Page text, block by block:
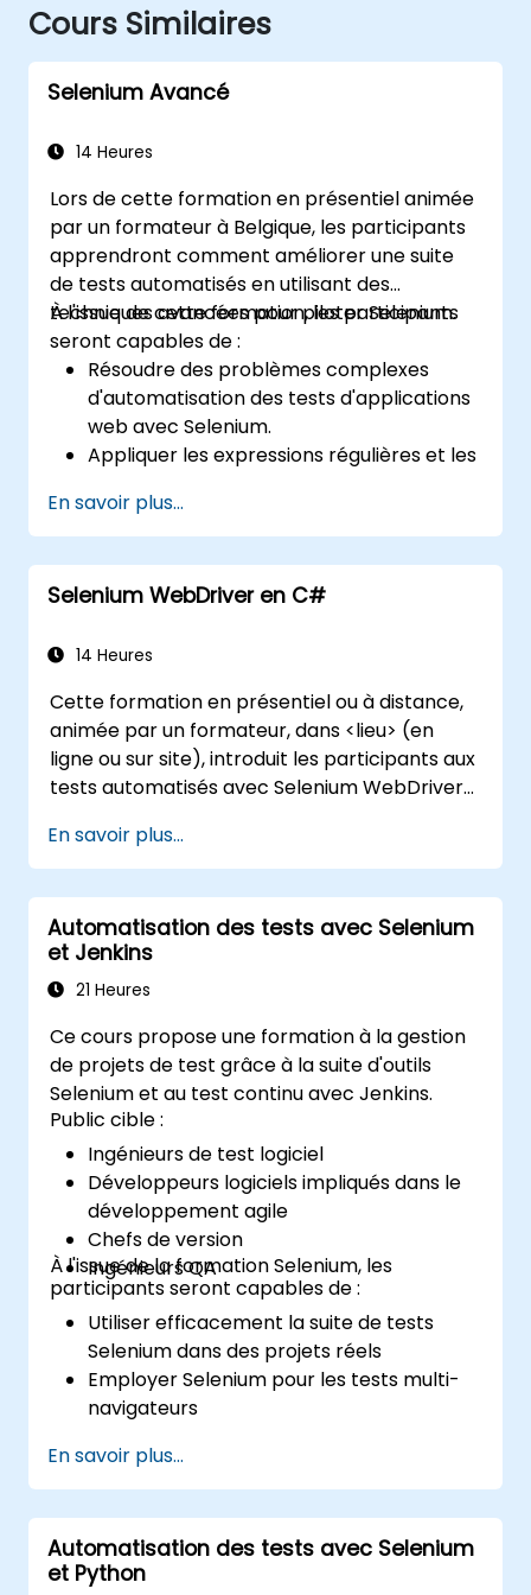
Cours Similaires
Selenium Avancé
14 Heures
Lors de cette formation en présentiel animée
par un formateur à Belgique, les participants
apprendront comment améliorer une suite
de tests automatisés en utilisant des
techniques avancées pour piloter Selenium.
À l'issue de cette formation, les participants
seront capables de :
Résoudre des problèmes complexes
d'automatisation des tests d'applications
web avec Selenium.
Appliquer les expressions régulières et les
motifs.
Gérer les exceptions qui interrompent
l'exécution des tests.
Rechercher des objets web
Capturer dynamiquement des données
Créer un framework de test piloté par les
données.
Répandre les tests avec Selenium Grid.
En savoir plus...
Selenium WebDriver en C#
14 Heures
Cette formation en présentiel ou à distance,
animée par un formateur, dans <lieu> (en
ligne ou sur site), introduit les participants aux
tests automatisés avec Selenium WebDriver
d'expérience en programmation C# ou
souhaitez vous remettre à jour, nous vous
invitons à consulter le cours : C# for
Automation Test Engineers.
En savoir plus...
Automatisation des tests avec Selenium
et Jenkins
21 Heures
Ce cours propose une formation à la gestion
de projets de test grâce à la suite d'outils
Selenium et au test continu avec Jenkins.
Public cible :
Ingénieurs de test logiciel
Développeurs logiciels impliqués dans le
développement agile
Chefs de version
Ingénieurs QA
À l'issue de la formation Selenium, les
participants seront capables de :
Utiliser efficacement la suite de tests
Selenium dans des projets réels
Employer Selenium pour les tests multi-
navigateurs
Grid
Exécuter des tests de régression
Selenium dans Jenkins
Préparer des rapports de test et des
rapports périodiques grâce à Jenkins
En savoir plus...
Automatisation des tests avec Selenium
et Python